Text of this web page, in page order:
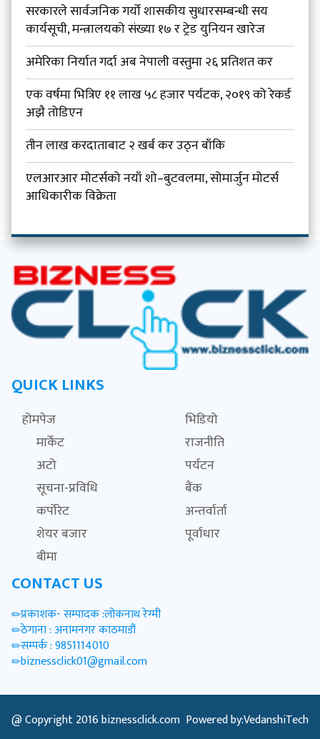
सरकारले सार्वजनिक गर्यो शासकीय सुधारसम्बन्धी सय
कार्यसूची, मन्त्रालयको संख्या १७ र ट्रेड युनियन खारेज
अमेरिका निर्यात गर्दा अब नेपाली वस्तुमा २६ प्रतिशत कर
एक वर्षमा भित्रिए ११ लाख ५८ हजार पर्यटक, २०१९ को रेकर्ड
अझै तोडिएन
तीन लाख करदाताबाट २ खर्ब कर उठ्न बाँकि
एलआरआर मोटर्सको नयाँ शो–बुटवलमा, सोमार्जुन मोटर्स
आधिकारीक विक्रेता
QUICK LINKS
होमपेज
भिडियो
मार्केट
राजनीति
अटो
पर्यटन
सूचना-प्रविधि
बैंक
कर्पोरेट
अन्तर्वार्ता
शेयर बजार
पूर्वाधार
बीमा
CONTACT US
प्रकाशक- सम्पादक :लोकनाथ रेग्मी
ठेगाना : अनामनगर काठमाडौं
सम्पर्क : 9851114010
biznessclick01@gmail.com
@ Copyright 2016biznessclick.com Powered by:VedanshiTech